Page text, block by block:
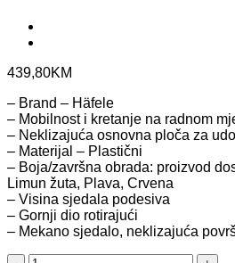
439,80KM
– Brand – Häfele
– Mobilnost i kretanje na radnom
– Neklizajuća osnovna ploča za
– Materijal – Plastični
– Boja/završna obrada: proizvod
Limun žuta, Plava, Crvena
– Visina sjedala podesiva
– Gornji dio rotirajući
– Mekano sjedalo, neklizajuća